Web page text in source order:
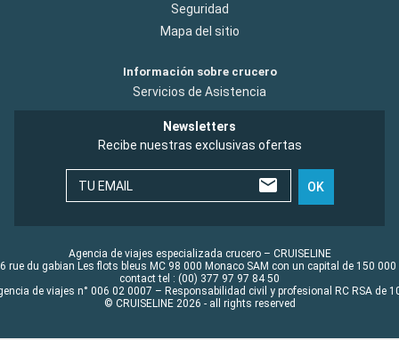
Seguridad
Mapa del sitio
Información sobre crucero
Servicios de Asistencia
Newsletters
Recibe nuestras exclusivas ofertas
TU EMAIL OK
Agencia de viajes especializada crucero – CRUISELINE
rue du gabian Les flots bleus MC 98 000 Monaco SAM con un capital de 150 000
contact tel : (00) 377 97 97 84 50
de viajes n° 006 02 0007 – Responsabilidad civil y profesional RC RSA de
© CRUISELINE 2026 - all rights reserved